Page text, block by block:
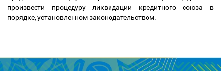
произвести процедуру ликвидации кредитного союза в
порядке, установленном законодательством.